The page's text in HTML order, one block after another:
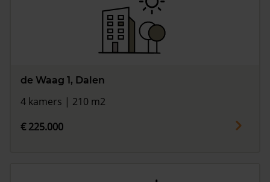
de Waag 1, Dalen
4 kamers | 210 m2
€ 225.000